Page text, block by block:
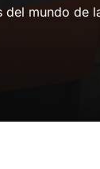
del mundo de